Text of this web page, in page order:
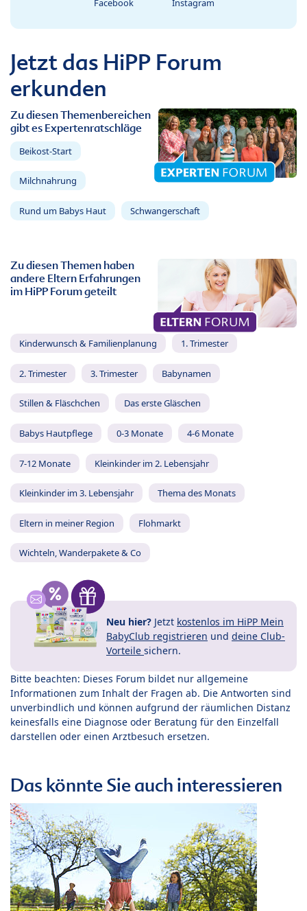
Facebook Instagram
Jetzt das HiPP Forum
erkunden
Zu diesen Themenbereichen
gibt es Expertenratschläge
Beikost-Start
Milchnahrung
Rund um Babys Haut Schwangerschaft
Zu diesen Themen haben
andere Eltern Erfahrungen
im HiPP Forum geteilt
Kinderwunsch & Familienplanung 1. Trimester
2. Trimester 3. Trimester Babynamen
Stillen & Fläschchen Das erste Gläschen
Babys Hautpflege 0-3 Monate 4-6 Monate
7-12 Monate Kleinkinder im 2. Lebensjahr
Kleinkinder im 3. Lebensjahr Thema des Monats
Eltern in meiner Region Flohmarkt
Wichteln, Wanderpakete & Co
Neu hier? Jetzt kostenlos im HiPP Mein
BabyClub registrieren und deine Club-
Vorteile sichern.
Bitte beachten: Dieses Forum bildet nur allgemeine
Informationen zum Inhalt der Fragen ab. Die Antworten sind
unverbindlich und können aufgrund der räumlichen Distanz
keinesfalls eine Diagnose oder Beratung für den Einzelfall
darstellen oder einen Arztbesuch ersetzen.
Das könnte Sie auch interessieren